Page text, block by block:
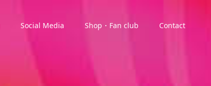
Social Media Shop・Fan club Contact